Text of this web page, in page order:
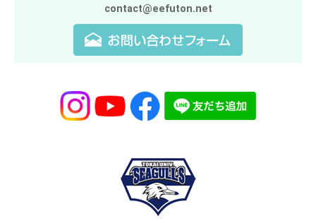
contact@eefuton.net